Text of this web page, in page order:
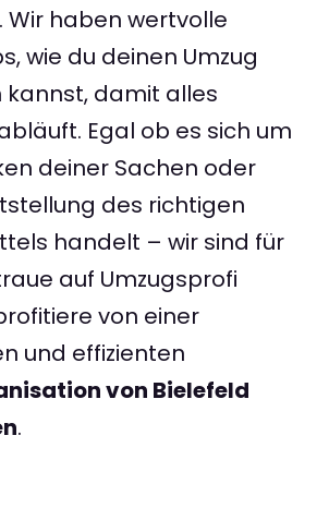
Wir haben wertvolle
wie du deinen Umzug
kannst, damit alles
Egal ob es sich um
deiner Sachen oder
des richtigen
handelt – wir sind für
auf Umzugsprofi
von einer
und effizienten
von Bielefeld
.